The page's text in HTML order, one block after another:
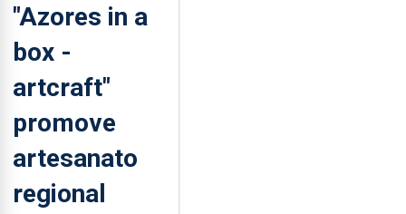
"Azores in a
box -
artcraft"
promove
artesanato
regional